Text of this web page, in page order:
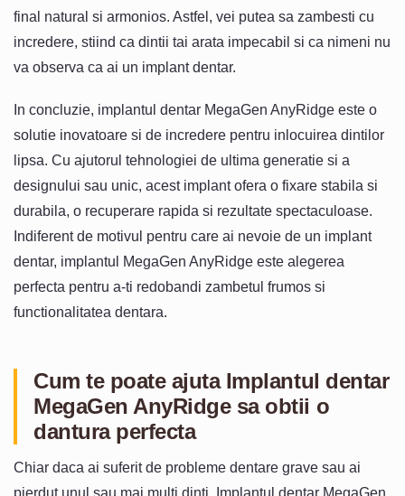
final natural si armonios. Astfel, vei putea sa zambesti cu
incredere, stiind ca dintii tai arata impecabil si ca nimeni nu
va observa ca ai un implant dentar.
In concluzie, implantul dentar MegaGen AnyRidge este o
solutie inovatoare si de incredere pentru inlocuirea dintilor
lipsa. Cu ajutorul tehnologiei de ultima generatie si a
designului sau unic, acest implant ofera o fixare stabila si
durabila, o recuperare rapida si rezultate spectaculoase.
Indiferent de motivul pentru care ai nevoie de un implant
dentar, implantul MegaGen AnyRidge este alegerea
perfecta pentru a-ti redobandi zambetul frumos si
functionalitatea dentara.
Cum te poate ajuta Implantul dentar
MegaGen AnyRidge sa obtii o
dantura perfecta
Chiar daca ai suferit de probleme dentare grave sau ai